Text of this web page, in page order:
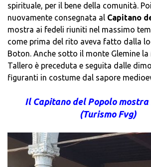
spirituale, per il bene della comunità.
nuovamente consegnata al Capitano
mostra ai fedeli riuniti nel massimo
come prima del rito aveva fatto dalla
Boton. Anche sotto il monte Glemine la
Tallero è preceduta e seguita dalle
figuranti in costume dal sapore
Il Capitano del Popolo
(Turismo Fvg)